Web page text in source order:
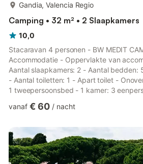
Gandia, Valencia Regio
Camping • 32 m² • 2 Slaapkamers
10,0
Stacaravan 4 personen - BW MEDIT
Accommodatie - Oppervlakte van
Aantal slaapkamers: 2 - Aantal bedden:
- Aantal toiletten: 1 - Apart toilet -
1 tweepersoonsbed - 1 kamer: 3
Wifi: Beschikbaar als extra tegen
keukengerei - Type toilet: Toiletten -
beschikbaar - Badkamerlinnen: Niet
Tuinmeubilair Huisdiere...
vanaf € 60 / nacht